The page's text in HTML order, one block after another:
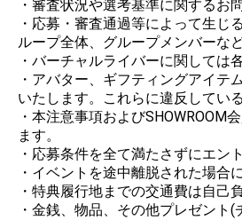
・審査状況や選考基準に関するお
・応募・審査通過等によって生
ループ全体、グループメンバーな
・バーチャルライバーに関しては
・アバター、ギフティングアイテ
いたします。これらに違反してい
・本注意事項および
ます。
・応募条件を全て満たさずにエン
・イベントを途中離脱された場合
・特典履行地までの交通費は自己
・金銭、物品、その他プレゼント